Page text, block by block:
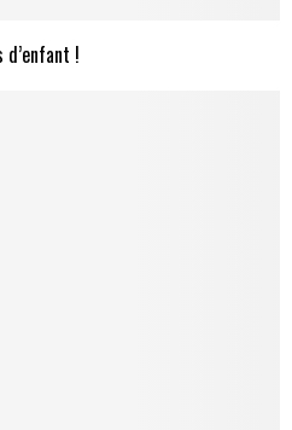
d’enfant !